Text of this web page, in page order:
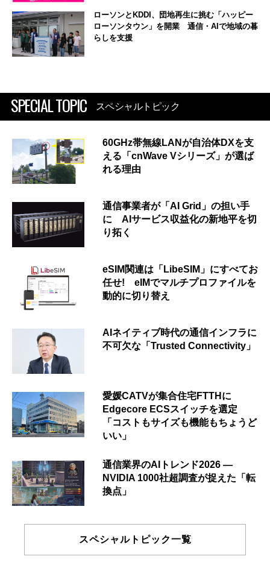
ローソンとKDDI、団地再生に挑む「ハッピー
ローソンタウン」を開業 通信・AIで地域の暮
らしを支援
SPECIAL TOPIC スペシャルトピック
60GHz帯無線LANが自治体DXを支
える「cnWave Vシリーズ」が選ば
れる理由
通信事業者が「AI Grid」の担い手
に AIサービス収益化の新地平を切
り拓く
eSIM関連は「LibeSIM」にすべてお
任せ! eIMでマルチプロファイルを
動的に切り替え
AIネイティブ時代の通信インフラに
不可欠な「Trusted Connectivity」
愛媛CATVが集合住宅FTTHに
Edgecore ECSスイッチを選定
「コストもサイズも機能もちょうど
いい」
通信業界のAIトレンド2026 ―
NVIDIA 1000社超調査が捉えた「転
換点」
スペシャルトピック一覧